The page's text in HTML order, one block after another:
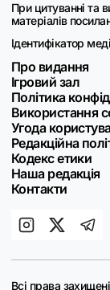
При цитуванні та
матеріалів
Ідентифікатор
Про видання
Ігровий зал
Політика
Використання
Угода
Редакційна
Кодекс етики
Наша редакція
Контакти
Всі права